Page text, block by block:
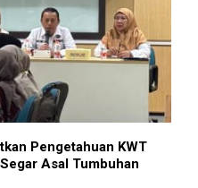
Pengetahuan KWT
Asal Tumbuhan